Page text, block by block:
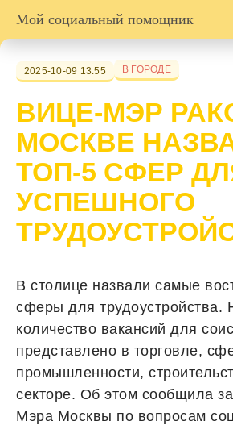
Мой социальный помощник
2025-10-09 13:55 В ГОРОДЕ
ВИЦЕ-МЭР
МОСКВЕ
ТОП-5 СФЕР
УСПЕШНОГО
В столице назвали самые
сферы для трудоустройства.
количество вакансий для
представлено в торговле,
промышленности,
секторе. Об этом сообщила
Мэра Москвы по вопросам